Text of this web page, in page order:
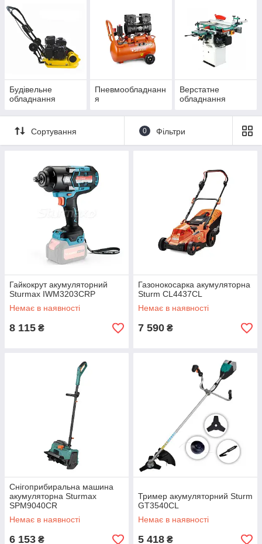
Будівельне
обладнання
Пневмообладнанн
я
Верстатне
обладнання
Сортування 0 Фільтри
Гайкокрут акумуляторний
Sturmax IWM3203CRP
Немає в наявності
8 115 ₴
Газонокосарка акумуляторна
Sturm CL4437CL
Немає в наявності
7 590 ₴
Снігоприбиральна машина
акумуляторна Sturmax
SPM9040CR
Немає в наявності
6 153 ₴
Тример акумуляторний Sturm
GT3540CL
Немає в наявності
5 418 ₴